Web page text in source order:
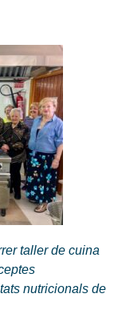
taller de cuina
nutricionals de